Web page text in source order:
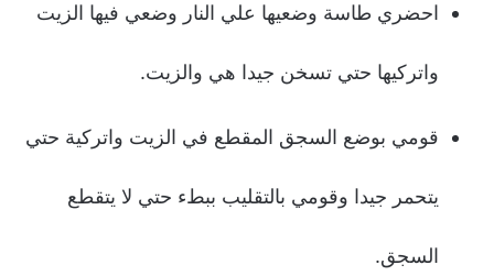
احضري طاسة وضعيها علي النار وضعي فيها الزيت
واتركيها حتي تسخن جيدا هي والزيت.
قومي بوضع السجق المقطع في الزيت واتركية حتي
يتحمر جيدا وقومي بالتقليب ببطء حتي لا يتقطع
السجق.